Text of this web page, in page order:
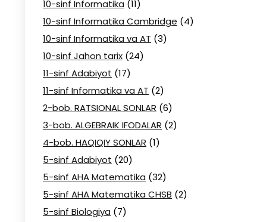
10-sinf Informatika (11)
10-sinf Informatika Cambridge (4)
10-sinf Informatika va AT (3)
10-sinf Jahon tarix (24)
11-sinf Adabiyot (17)
11-sinf Informatika va AT (2)
2-bob. RATSIONAL SONLAR (6)
3-bob. ALGEBRAIK IFODALAR (2)
4-bob. HAQIQIY SONLAR (1)
5-sinf Adabiyot (20)
5-sinf AHA Matematika (32)
5-sinf AHA Matematika CHSB (2)
5-sinf Biologiya (7)